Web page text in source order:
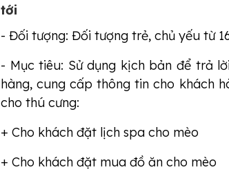
tới
- Đối tượng: Đối tượng trẻ, chủ yếu từ
- Mục tiêu: Sử dụng kịch bản để trả
hàng, cung cấp thông tin cho khách
cho thú cưng:
+ Cho khách đặt lịch spa cho mèo
+ Cho khách đặt mua đồ ăn cho mèo